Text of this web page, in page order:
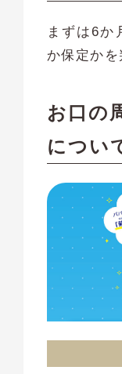
まずは6か
か保定かを
お口の
につい